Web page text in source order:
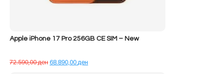
Apple iPhone 17 Pro 256GB CE SIM – New
72.590,00денÇmimi
68.890,00ден